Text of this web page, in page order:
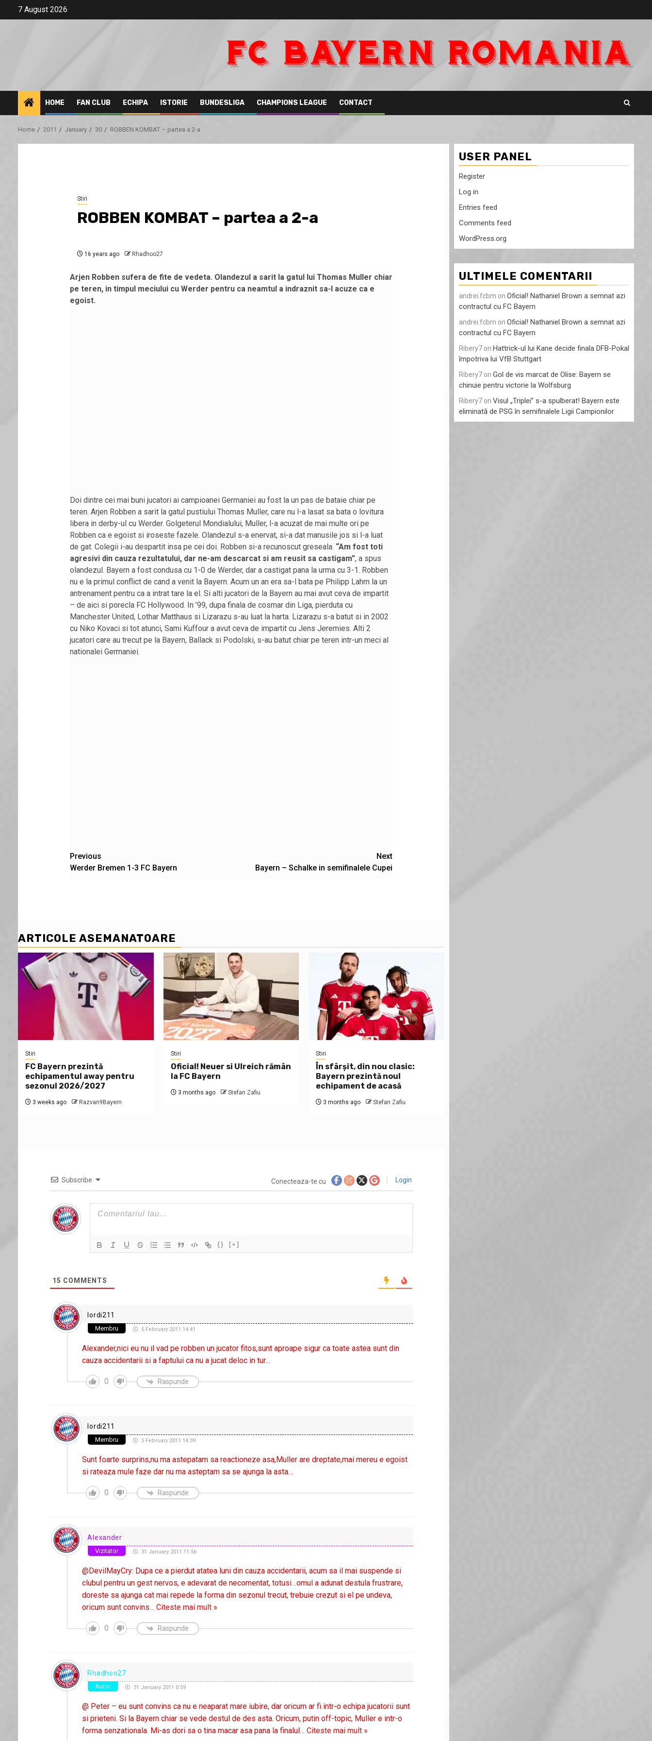
7 August 2026
HOME FAN CLUB ECHIPA ISTORIE BUNDESLIGA CHAMPIONS LEAGUE CONTACT
Home 2011 January 30 ROBBEN KOMBAT – partea a 2-a
Stiri
ROBBEN KOMBAT – partea a 2-a
16 years ago Rhadhoo27
Arjen Robben sufera de fite de vedeta. Olandezul a sarit la gatul lui Thomas Muller chiar
pe teren, in timpul meciului cu Werder pentru ca neamtul a indraznit sa-l acuze ca e
egoist.
Doi dintre cei mai buni jucatori ai campioanei Germaniei au fost la un pas de bataie chiar pe
teren. Arjen Robben a sarit la gatul pustiului Thomas Muller, care nu l-a lasat sa bata o lovitura
libera in derby-ul cu Werder. Golgeterul Mondialului, Muller, l-a acuzat de mai multe ori pe
Robben ca e egoist si iroseste fazele. Olandezul s-a enervat, si-a dat manusile jos si l-a luat
de gat. Colegii i-au despartit insa pe cei doi. Robben si-a recunoscut greseala. “Am fost toti
agresivi din cauza rezultatului, dar ne-am descarcat si am reusit sa castigam”, a spus
olandezul. Bayern a fost condusa cu 1-0 de Werder, dar a castigat pana la urma cu 3-1. Robben
nu e la primul conflict de cand a venit la Bayern. Acum un an era sa-l bata pe Philipp Lahm la un
antrenament pentru ca a intrat tare la el. Si alti jucatori de la Bayern au mai avut ceva de impartit
– de aici si porecla FC Hollywood. In ’99, dupa finala de cosmar din Liga, pierduta cu
Manchester United, Lothar Matthaus si Lizarazu s-au luat la harta. Lizarazu s-a batut si in 2002
cu Niko Kovaci si tot atunci, Sami Kuffour a avut ceva de impartit cu Jens Jeremies. Alti 2
jucatori care au trecut pe la Bayern, Ballack si Podolski, s-au batut chiar pe teren intr-un meci al
nationalei Germaniei.
Post
navigation
Previous
Werder Bremen 1-3 FC Bayern
Next
Bayern – Schalke in semifinalele Cupei
ARTICOLE ASEMANATOARE
Stiri
FC Bayern prezintă
echipamentul away pentru
sezonul 2026/2027
3 weeks ago Razvan9Bayern
Stiri
Oficial! Neuer si Ulreich rămân
la FC Bayern
3 months ago Stefan Zafiu
Stiri
În sfârșit, din nou clasic:
Bayern prezintă noul
echipament de acasă
3 months ago Stefan Zafiu
Subscribe Conecteaza-te cu Login
{} [+]
15 COMMENTS
lordi211
Membru 5 February 2011 14:41
Alexander,nici eu nu il vad pe robben un jucator fitos,sunt aproape sigur ca toate astea sunt din
cauza accidentarii si a faptului ca nu a jucat deloc in tur…
0 Raspunde
lordi211
Membru 5 February 2011 14:39
Sunt foarte surprins,nu ma astepatam sa reactioneze asa,Muller are dreptate,mai mereu e egoist
si rateaza mule faze dar nu ma asteptam sa se ajunga la asta…
0 Raspunde
Alexander
Vizitator 31 January 2011 11:56
@DevilMayCry: Dupa ce a pierdut atatea luni din cauza accidentarii, acum sa il mai suspende si
clubul pentru un gest nervos, e adevarat de necomentat, totusi…omul a adunat destula frustrare,
doreste sa ajunga cat mai repede la forma din sezonul trecut, trebuie crezut si el pe undeva,
oricum sunt convins…Citeste mai mult »
0 Raspunde
Rhadhoo27
Autor 31 January 2011 0:59
@ Peter – eu sunt convins ca nu e neaparat mare iubire, dar oricum ar fi intr-o echipa jucatorii sunt
si prieteni. Si la Bayern chiar se vede destul de des asta. Oricum, putin off-topic, Muller e intr-o
forma senzationala. Mi-as dori sa o tina macar asa pana la finalul…Citeste mai mult »
USER PANEL
Register
Log in
Entries feed
Comments feed
WordPress.org
ULTIMELE COMENTARII
andrei.fcbm on Oficial! Nathaniel Brown a semnat azi
contractul cu FC Bayern
andrei.fcbm on Oficial! Nathaniel Brown a semnat azi
contractul cu FC Bayern
Ribery7 on Hattrick-ul lui Kane decide finala DFB-Pokal
împotriva lui VfB Stuttgart
Ribery7 on Gol de vis marcat de Olise: Bayern se
chinuie pentru victorie la Wolfsburg
Ribery7 on Visul „Triplei” s-a spulberat! Bayern este
eliminată de PSG în semifinalele Ligii Campionilor